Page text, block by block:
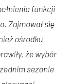
funkcji
Zajmował się
ośrodku
że wybór
sezonie